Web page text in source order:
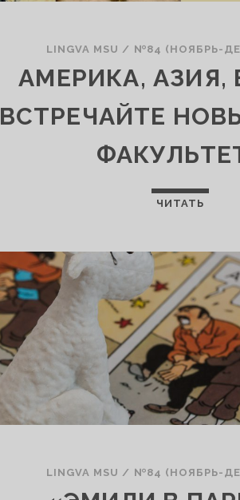
LINGVA MSU / №84 (НОЯБРЬ-
АМЕРИКА, АЗИЯ,
ВСТРЕЧАЙТЕ
ЧИТАТЬ
LINGVA MSU / №84 (НОЯБРЬ-